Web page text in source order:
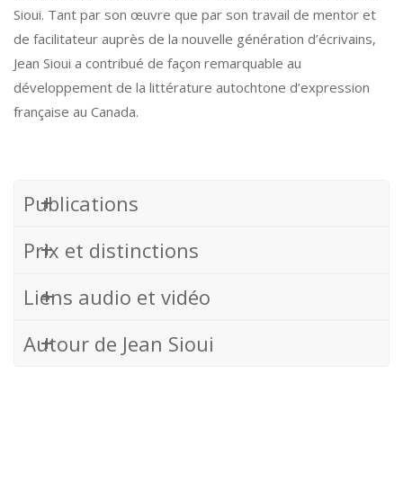
Sioui. Tant par son œuvre que par son travail de mentor et
de facilitateur auprès de la nouvelle génération d’écrivains,
Jean Sioui a contribué de façon remarquable au
développement de la littérature autochtone d’expression
française au Canada.
Publications
Prix et distinctions
Liens audio et vidéo
Autour de Jean Sioui